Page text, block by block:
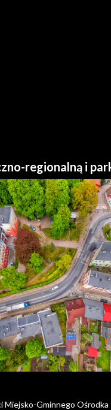
regionalną i
Miejsko-Gminnego